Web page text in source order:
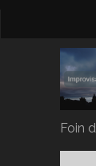
Foin